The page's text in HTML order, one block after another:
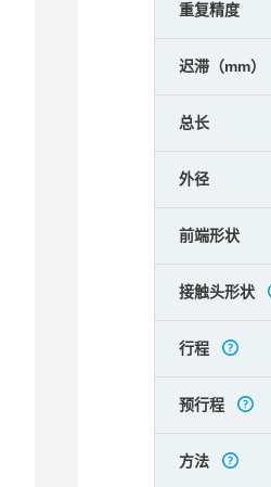
重复精度
迟滞（mm）
总长
外径
前端形状
接触头形状
行程
预行程
方法